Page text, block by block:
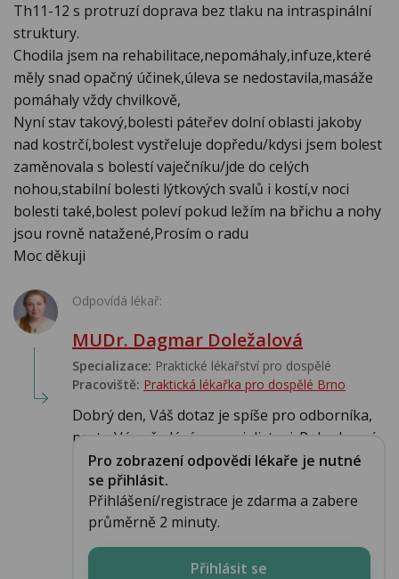
Th11-12 s protruzí doprava bez tlaku na intraspinální
struktury.
Chodila jsem na rehabilitace,nepomáhaly,infuze,které
měly snad opačný účinek,úleva se nedostavila,masáže
pomáhaly vždy chvilkově,
Nyní stav takový,bolesti páteřev dolní oblasti jakoby
nad kostrčí,bolest vystřeluje dopředu/kdysi jsem bolest
zaměnovala s bolestí vaječníku/jde do celých
nohou,stabilní bolesti lýtkových svalů i kostí,v noci
bolesti také,bolest poleví pokud ležím na břichu a nohy
jsou rovně natažené,Prosím o radu
Moc děkuji
Odpovídá lékař:
MUDr. Dagmar Doležalová
Specializace: Praktické lékařství pro dospělé
Pracoviště: Praktická lékařka pro dospělé Brno
Dobrý den, Váš dotaz je spíše pro odborníka,
proto Vás předávám specialistovi. Pokud není...
Pro zobrazení odpovědi lékaře je nutné
se přihlásit.
Přihlášení/registrace je zdarma a zabere
průměrně 2 minuty.
Přihlásit se